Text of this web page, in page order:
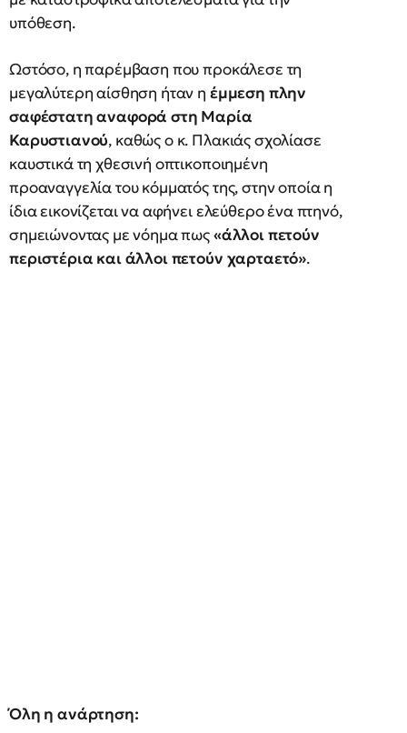
υπόθεση.
Ωστόσο, η παρέμβαση που προκάλεσε τη
μεγαλύτερη αίσθηση ήταν η έμμεση πλην
σαφέστατη αναφορά στη Μαρία
Καρυστιανού, καθώς ο κ. Πλακιάς σχολίασε
καυστικά τη χθεσινή οπτικοποιημένη
προαναγγελία του κόμματός της, στην οποία η
ίδια εικονίζεται να αφήνει ελεύθερο ένα πτηνό,
σημειώνοντας με νόημα πως«άλλοι πετούν
περιστέρια και άλλοι πετούν χαρταετό».
Όλη η ανάρτηση: